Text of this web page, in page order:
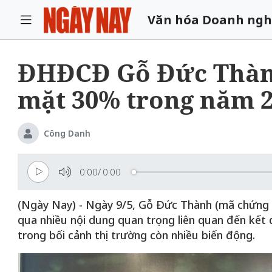
Văn hóa Doanh
ĐHĐCĐ Gỗ Đức
mặt 30% trong năm
Công Danh
0:00/ 0:00
(Ngày Nay) - Ngày 9/5, Gỗ Đức Thành (mã
qua nhiều nội dung quan trọng liên quan đến
trong bối cảnh thị trường còn nhiều biến động.